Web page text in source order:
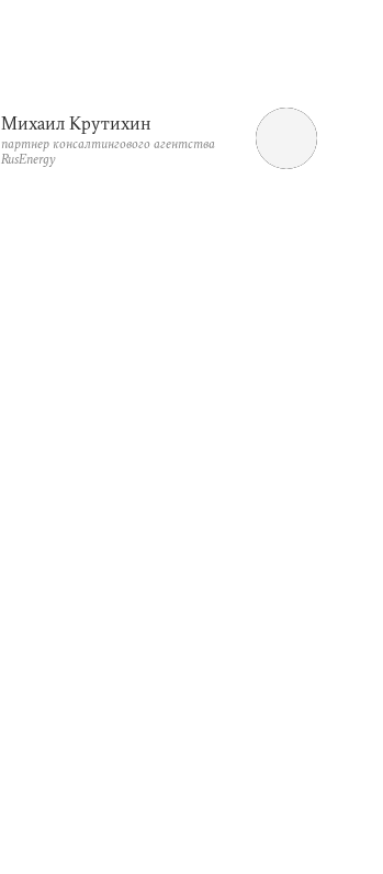
Михаил Крутихин
партнер консалтингового агентства
RusEnergy